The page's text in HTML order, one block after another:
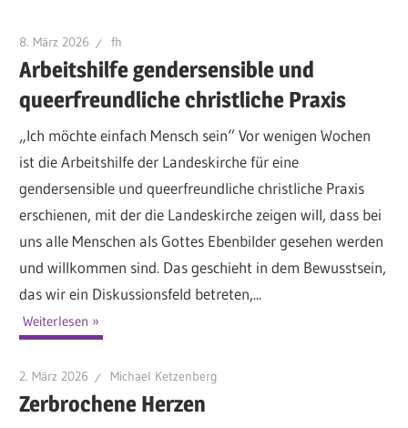
8. März 2026 fh
Arbeitshilfe gendersensible und
queerfreundliche christliche Praxis
„Ich möchte einfach Mensch sein“ Vor wenigen Wochen
ist die Arbeitshilfe der Landeskirche für eine
gendersensible und queerfreundliche christliche Praxis
erschienen, mit der die Landeskirche zeigen will, dass bei
uns alle Menschen als Gottes Ebenbilder gesehen werden
und willkommen sind. Das geschieht in dem Bewusstsein,
das wir ein Diskussionsfeld betreten,...
Weiterlesen
2. März 2026 Michael Ketzenberg
Zerbrochene Herzen